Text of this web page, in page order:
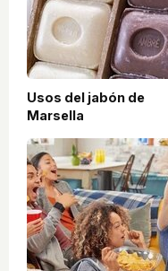
Usos del jabón de
Marsella